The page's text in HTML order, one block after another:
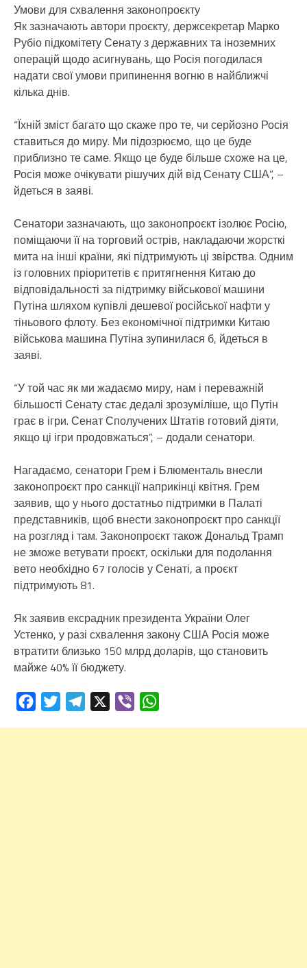
Умови для схвалення законопроєкту
Як зазначають автори проєкту, держсекретар Марко
Рубіо підкомітету Сенату з державних та іноземних
операцій щодо асигнувань, що Росія погодилася
надати свої умови припинення вогню в найближчі
кілька днів.
“Їхній зміст багато що скаже про те, чи серйозно Росія
ставиться до миру. Ми підозрюємо, що це буде
приблизно те саме. Якщо це буде більше схоже на це,
Росія може очікувати рішучих дій від Сенату США”, –
йдеться в заяві.
Сенатори зазначають, що законопроєкт ізолює Росію,
поміщаючи її на торговий острів, накладаючи жорсткі
мита на інші країни, які підтримують ці звірства. Одним
із головних пріоритетів є притягнення Китаю до
відповідальності за підтримку військової машини
Путіна шляхом купівлі дешевої російської нафти у
тіньового флоту. Без економічної підтримки Китаю
військова машина Путіна зупинилася б, йдеться в
заяві.
“У той час як ми жадаємо миру, нам і переважній
більшості Сенату стає дедалі зрозуміліше, що Путін
грає в ігри. Сенат Сполучених Штатів готовий діяти,
якщо ці ігри продовжаться”, – додали сенатори.
Нагадаємо, сенатори Грем і Блюменталь внесли
законопроєкт про санкції наприкінці квітня. Грем
заявив, що у нього достатньо підтримки в Палаті
представників, щоб внести законопроєкт про санкції
на розгляд і там. Законопроєкт також Дональд Трамп
не зможе ветувати проєкт, оскільки для подолання
вето необхідно 67 голосів у Сенаті, а проєкт
підтримують 81.
Як заявив ексрадник президента України Олег
Устенко, у разі схвалення закону США Росія може
втратити близько 150 млрд доларів, що становить
майже 40% її бюджету.
FacebookTwitterTelegram Viber